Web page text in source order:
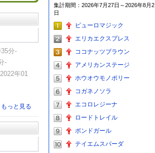
分-
-
年01
もっと見る
グ
集計期間：2026年7月27日～2026年8月2
日
ピューロマジック
エリカエクスプレス
ココナッツブラウン
アメリカンステージ
ホウオウモノポリー
コガネノソラ
エコロレジーナ
ロードトレイル
ボンドガール
テイエムスパーダ